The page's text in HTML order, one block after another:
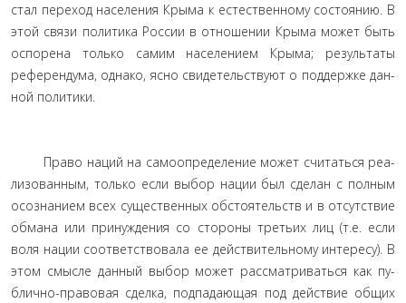
стал переход населения Крыма к естественному состоянию. В
этой связи политика России в отношении Крыма может быть
оспорена только самим населением Крыма; результаты
референдума, однако, ясно свидетельствуют о поддержке дан­
ной политики.
Право наций на самоопределение может считаться реа­
лизованным, только если выбор нации был сделан с полным
осознанием всех существенных обстоятельств и в отсутствие
обмана или принуждения со стороны третьих лиц (т.е. если
воля нации соответствовала ее действительному интересу). В
этом смысле данный выбор может рассматриваться как пу­
блично-правовая сделка, подпадающая под действие общих